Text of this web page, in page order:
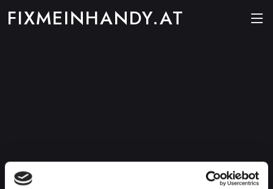
FIXMEINHANDY.AT